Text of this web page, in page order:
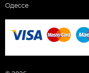
Одессе